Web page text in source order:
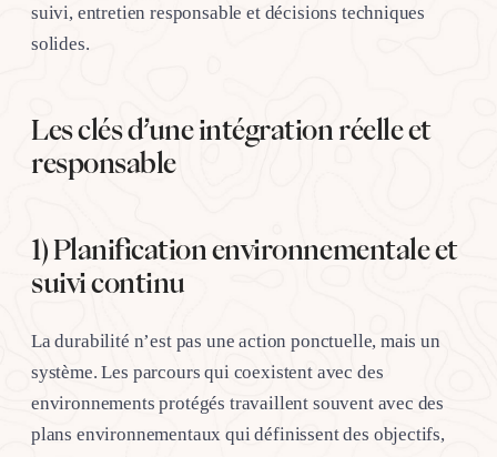
suivi, entretien responsable et décisions techniques
solides.
Les clés d’une intégration réelle et
responsable
1) Planification environnementale et
suivi continu
La durabilité n’est pas une action ponctuelle, mais un
système. Les parcours qui coexistent avec des
environnements protégés travaillent souvent avec des
plans environnementaux qui définissent des objectifs,